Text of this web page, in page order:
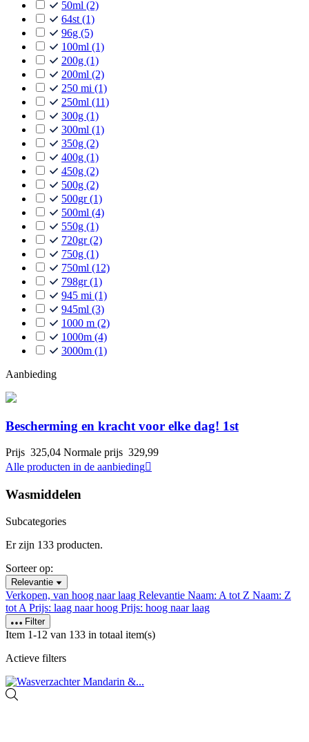
50ml (2)
64st (1)
96g (5)
100ml (1)
200g (1)
200ml (2)
250 mi (1)
250ml (11)
300g (1)
300ml (1)
350g (2)
400g (1)
450g (2)
500g (2)
500gr(1)
500ml (4)
550g (1)
720gr(2)
750g (1)
750ml (12)
798gr(1)
945 mi (1)
945ml (3)
1000 m (2)
1000m (4)
3000m (1)
Aanbieding
Bescherming en kracht voor elke dag! 1st
Prijs 325,04 Normale prijs 329,99
Alle producten in de aanbieding
Wasmiddelen
Subcategories
Er zijn 133 producten.
Sorteer op:
Relevantie
Verkopen, van hoog naar laag Relevantie Naam: A tot Z Naam: Z
tot A Prijs: laag naar hoog Prijs: hoog naar laag
Filter
Item 1-12 van 133 in totaal item(s)
Actieve filters